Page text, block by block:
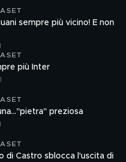
sempre più vicino! E non
più Inter
preziosa
di Castro sblocca l'uscita di